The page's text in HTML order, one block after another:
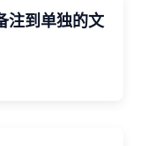
注到单独的文